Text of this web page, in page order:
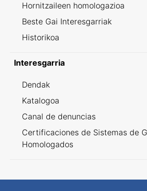
Hornitzaileen homologazioa
Beste Gai Interesgarriak
Historikoa
Interesgarria
Dendak
Katalogoa
Canal de denuncias
Certificaciones de Sistemas de
Homologados